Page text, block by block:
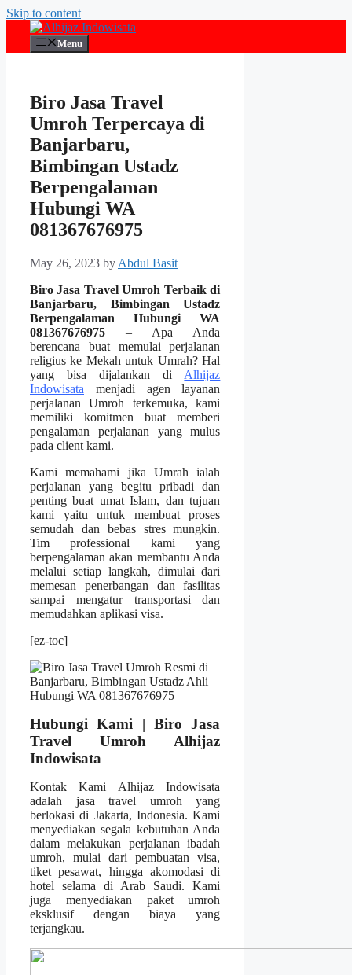
Skip to content
Menu
Biro Jasa Travel
Umroh Terpercaya di
Banjarbaru,
Bimbingan Ustadz
Berpengalaman
Hubungi WA
081367676975
May 26, 2023 by Abdul Basit
Biro Jasa Travel Umroh Terbaik di
Banjarbaru, Bimbingan Ustadz
Berpengalaman Hubungi WA
081367676975 – Apa Anda
berencana buat memulai perjalanan
religius ke Mekah untuk Umrah? Hal
yang bisa dijalankan di Alhijaz
Indowisata menjadi agen layanan
perjalanan Umroh terkemuka, kami
memiliki komitmen buat memberi
pengalaman perjalanan yang mulus
pada client kami.
Kami memahami jika Umrah ialah
perjalanan yang begitu pribadi dan
penting buat umat Islam, dan tujuan
kami yaitu untuk membuat proses
semudah dan bebas stres mungkin.
Tim professional kami yang
berpengalaman akan membantu Anda
melalui setiap langkah, dimulai dari
memesan penerbangan dan fasilitas
sampai mengatur transportasi dan
memudahkan aplikasi visa.
[ez-toc]
Hubungi Kami | Biro Jasa
Travel Umroh Alhijaz
Indowisata
Kontak Kami Alhijaz Indowisata
adalah jasa travel umroh yang
berlokasi di Jakarta, Indonesia. Kami
menyediakan segala kebutuhan Anda
dalam melakukan perjalanan ibadah
umroh, mulai dari pembuatan visa,
tiket pesawat, hingga akomodasi di
hotel selama di Arab Saudi. Kami
juga menyediakan paket umroh
eksklusif dengan biaya yang
terjangkau.